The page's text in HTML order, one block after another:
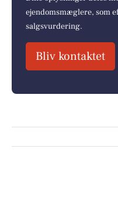
ejendomsmæglere, som
salgsvurdering.
Bliv kontaktet